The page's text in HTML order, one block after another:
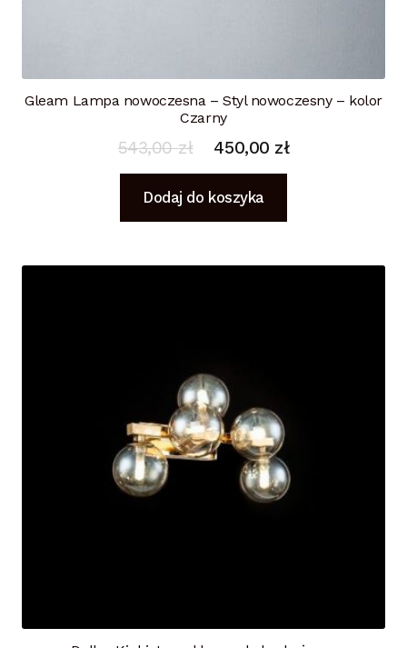
Gleam Lampa nowoczesna – Styl nowoczesny – kolor
Czarny
543,00zł 450,00 zł
Dodaj do koszyka